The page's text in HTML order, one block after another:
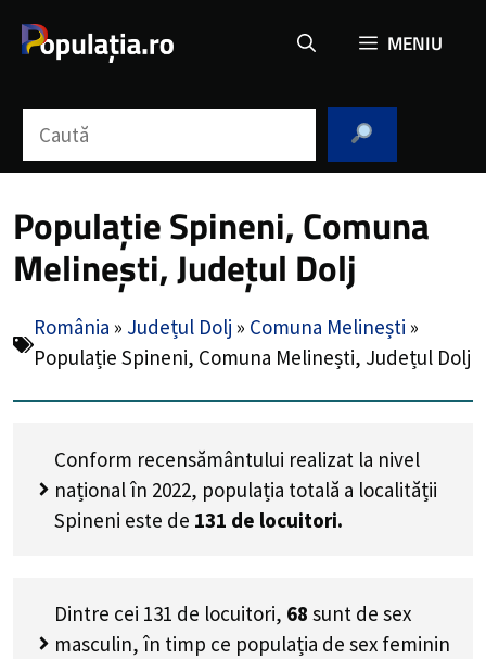
MENIU
Populație Spineni, Comuna
Melinești, Județul Dolj
România » Județul Dolj » Comuna Melinești »
Populație Spineni, Comuna Melinești, Județul Dolj
Conform recensământului realizat la nivel
național în 2022, populația totală a localității
Spineni este de 131 de locuitori.
Dintre cei 131 de locuitori, 68 sunt de sex
masculin, în timp ce populația de sex feminin